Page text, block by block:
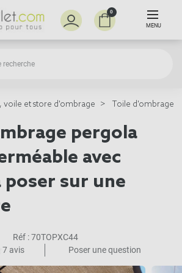
0
MENU
voile et store d'ombrage Toile d'ombrage
pergola
avec
sur une
Réf :70TOPXC44
7 avis
Poser une question